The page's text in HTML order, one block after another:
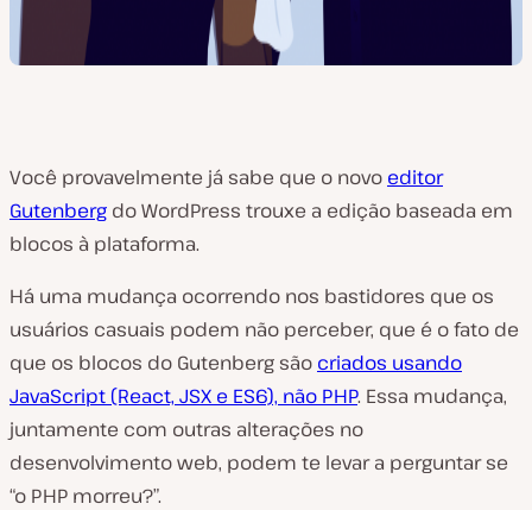
Você provavelmente já sabe que o novo editor
Gutenberg do WordPress trouxe a edição baseada em
blocos à plataforma.
Há uma mudança ocorrendo nos bastidores que os
usuários casuais podem não perceber, que é o fato de
que os blocos do Gutenberg são criados usando
JavaScript (React, JSX e ES6), não PHP. Essa mudança,
juntamente com outras alterações no
desenvolvimento web, podem te levar a perguntar se
“o PHP morreu?”.